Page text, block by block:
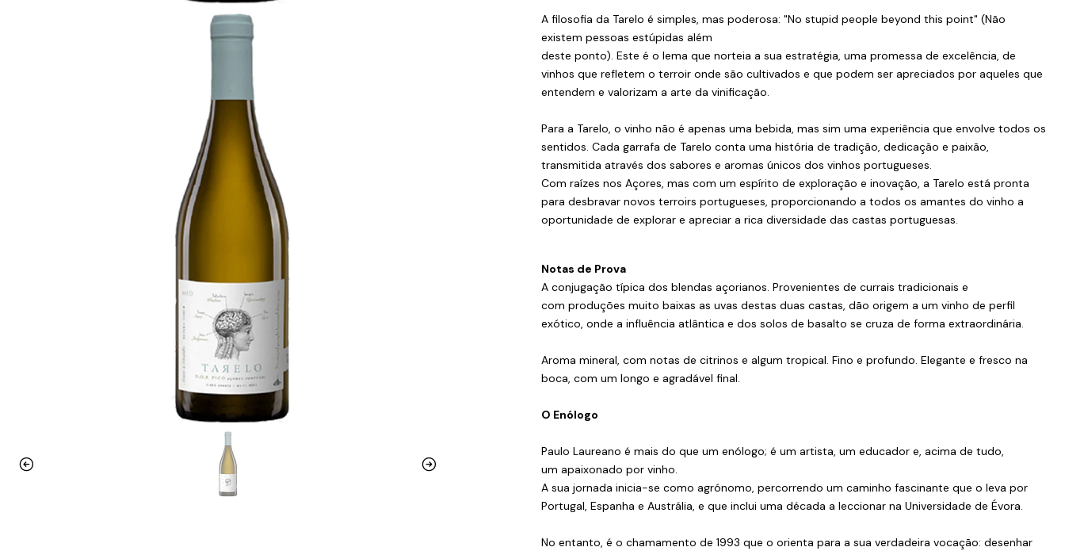
A filosofia da Tarelo é simples, mas poderosa: "No stupid people beyond this point" (Não
existem pessoas estúpidas além
deste ponto). Este é o lema que norteia a sua estratégia, uma promessa de excelência, de
vinhos que refletem o terroir onde são cultivados e que podem ser apreciados por aqueles que
entendem e valorizam a arte da vinificação.
Para a Tarelo, o vinho não é apenas uma bebida, mas sim uma experiência que envolve todos os
sentidos. Cada garrafa de Tarelo conta uma história de tradição, dedicação e paixão,
transmitida através dos sabores e aromas únicos dos vinhos portugueses.
Com raízes nos Açores, mas com um espírito de exploração e inovação, a Tarelo está pronta
para desbravar novos terroirs portugueses, proporcionando a todos os amantes do vinho a
oportunidade de explorar e apreciar a rica diversidade das castas portuguesas.
Notas de Prova
A conjugação típica dos blendas açorianos. Provenientes de currais tradicionais e
com produções muito baixas as uvas destas duas castas, dão origem a um vinho de perfil
exótico, onde a influência atlântica e dos solos de basalto se cruza de forma extraordinária.
Aroma mineral, com notas de citrinos e algum tropical. Fino e profundo. Elegante e fresco na
boca, com um longo e agradável final.
O Enólogo
Paulo Laureano é mais do que um enólogo; é um artista, um educador e, acima de tudo,
um apaixonado por vinho.
A sua jornada inicia-se como agrónomo, percorrendo um caminho fascinante que o leva por
Portugal, Espanha e Austrália, e que inclui uma década a leccionar na Universidade de Évora.
No entanto, é o chamamento de 1993 que o orienta para a sua verdadeira vocação: desenhar